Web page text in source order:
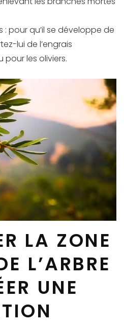
: pour qu’il se développe de
lui de l’engrais
les oliviers.
LA ZONE
L’ARBRE
UNE